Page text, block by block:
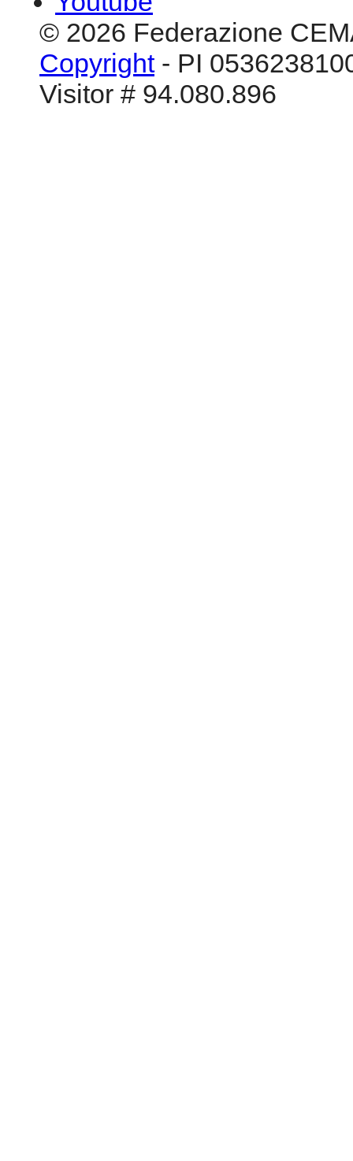
© 2026 Federazione
Copyright- PI
Visitor # 94.080.896